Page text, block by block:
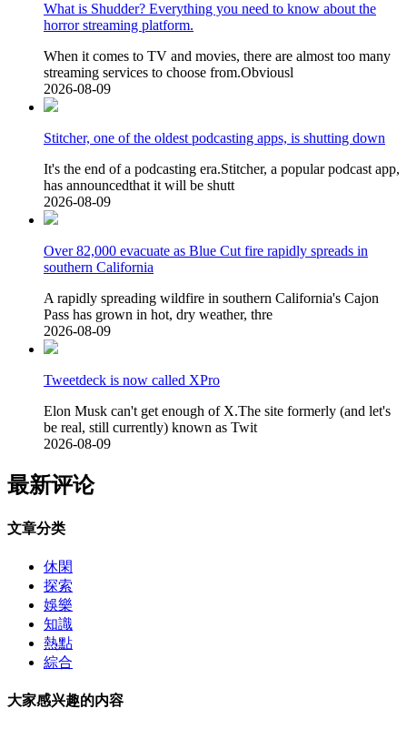
What is Shudder? Everything you need to know about the
horror streaming platform.
When it comes to TV and movies, there are almost too many
streaming services to choose from.Obviousl
2026-08-09
Stitcher, one of the oldest podcasting apps, is shutting down
It's the end of a podcasting era.Stitcher, a popular podcast app,
has announcedthat it will be shutt
2026-08-09
Over 82,000 evacuate as Blue Cut fire rapidly spreads in
southern California
A rapidly spreading wildfire in southern California's Cajon
Pass has grown in hot, dry weather, thre
2026-08-09
Tweetdeck is now called XPro
Elon Musk can't get enough of X.The site formerly (and let's
be real, still currently) known as Twit
2026-08-09
最新评论
文章分类
休閑
探索
娛樂
知識
熱點
綜合
大家感兴趣的内容